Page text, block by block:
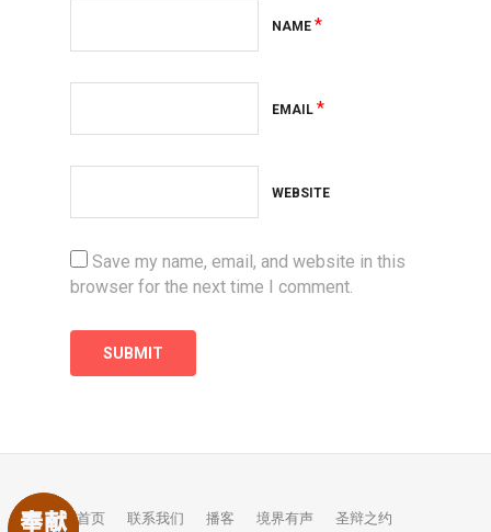
NAME *
EMAIL *
WEBSITE
Save my name, email, and website in this
browser for the next time I comment.
首页 联系我们 播客 境界有声 圣辩之约